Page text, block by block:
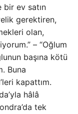
bir ev satın
gerektiren,
olan,
– “Oğlum
başına kötü
Buna
kapattım.
hâlâ
tek